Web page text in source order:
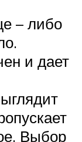
– либо
и дает
Выбор